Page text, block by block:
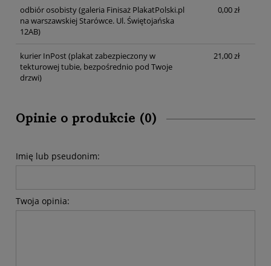
odbiór osobisty(galeria Finisaż PlakatPolski.pl
na warszawskiej Starówce. Ul. Świętojańska
12AB)
0,00 zł
kurier InPost(plakat zabezpieczony w
tekturowej tubie, bezpośrednio pod Twoje
drzwi)
21,00 zł
Opinie o produkcie (0)
Imię lub pseudonim:
Twoja opinia: